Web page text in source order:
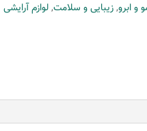
و ابرو,زیبایی و سلامت,لوازم آرایشی